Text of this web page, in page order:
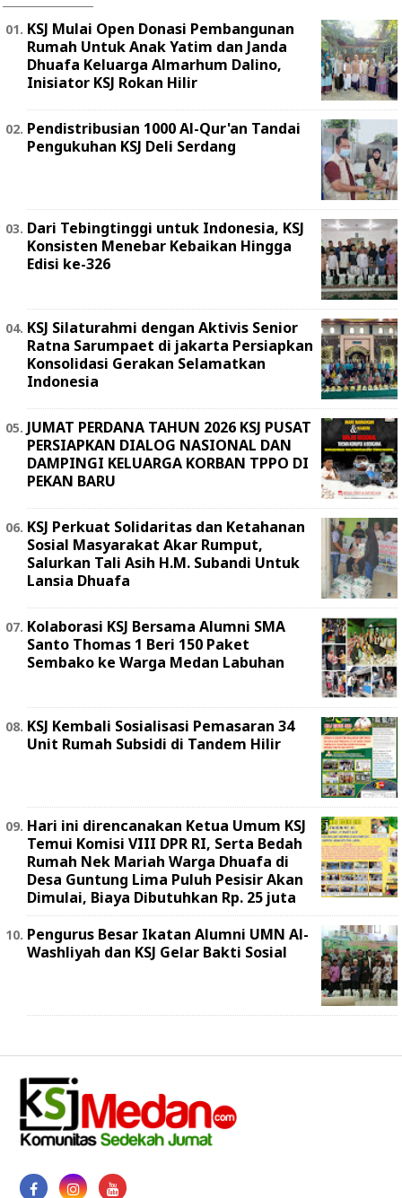
KSJ Mulai Open Donasi Pembangunan
Rumah Untuk Anak Yatim dan Janda
Dhuafa Keluarga Almarhum Dalino,
Inisiator KSJ Rokan Hilir
Pendistribusian 1000 Al-Qur'an Tandai
Pengukuhan KSJ Deli Serdang
Dari Tebingtinggi untuk Indonesia, KSJ
Konsisten Menebar Kebaikan Hingga
Edisi ke-326
KSJ Silaturahmi dengan Aktivis Senior
Ratna Sarumpaet di jakarta Persiapkan
Konsolidasi Gerakan Selamatkan
Indonesia
JUMAT PERDANA TAHUN 2026 KSJ PUSAT
PERSIAPKAN DIALOG NASIONAL DAN
DAMPINGI KELUARGA KORBAN TPPO DI
PEKAN BARU
KSJ Perkuat Solidaritas dan Ketahanan
Sosial Masyarakat Akar Rumput,
Salurkan Tali Asih H.M. Subandi Untuk
Lansia Dhuafa
Kolaborasi KSJ Bersama Alumni SMA
Santo Thomas 1 Beri 150 Paket
Sembako ke Warga Medan Labuhan
KSJ Kembali Sosialisasi Pemasaran 34
Unit Rumah Subsidi di Tandem Hilir
Hari ini direncanakan Ketua Umum KSJ
Temui Komisi VIII DPR RI, Serta Bedah
Rumah Nek Mariah Warga Dhuafa di
Desa Guntung Lima Puluh Pesisir Akan
Dimulai, Biaya Dibutuhkan Rp. 25 juta
Pengurus Besar Ikatan Alumni UMN Al-
Washliyah dan KSJ Gelar Bakti Sosial